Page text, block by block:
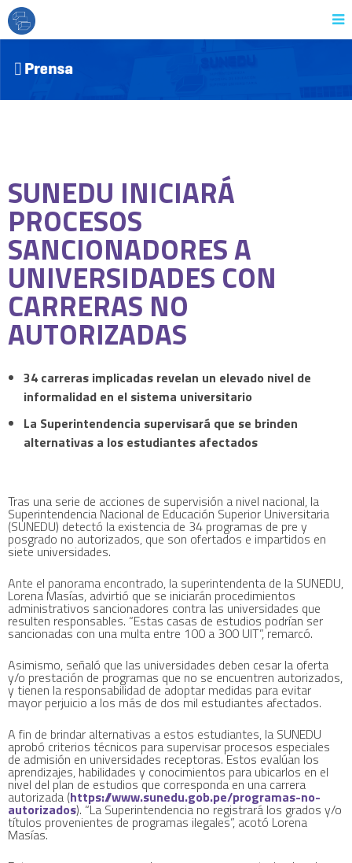
SUNEDU INICIARÁ
PROCESOS
SANCIONADORES A
UNIVERSIDADES CON
CARRERAS NO
AUTORIZADAS
34 carreras implicadas revelan un elevado nivel de
informalidad en el sistema universitario
La Superintendencia supervisará que se brinden
alternativas a los estudiantes afectados
Tras una serie de acciones de supervisión a nivel nacional, la
Superintendencia Nacional de Educación Superior Universitaria
(SUNEDU) detectó la existencia de 34 programas de pre y
posgrado no autorizados, que son ofertados e impartidos en
siete universidades.
Ante el panorama encontrado, la superintendenta de la SUNEDU,
Lorena Masías, advirtió que se iniciarán procedimientos
administrativos sancionadores contra las universidades que
resulten responsables. “Estas casas de estudios podrían ser
sancionadas con una multa entre 100 a 300 UIT”, remarcó.
Asimismo, señaló que las universidades deben cesar la oferta
y/o prestación de programas que no se encuentren autorizados,
y tienen la responsabilidad de adoptar medidas para evitar
mayor perjuicio a los más de dos mil estudiantes afectados.
A fin de brindar alternativas a estos estudiantes, la SUNEDU
aprobó criterios técnicos para supervisar procesos especiales
de admisión en universidades receptoras. Estos evalúan los
aprendizajes, habilidades y conocimientos para ubicarlos en el
nivel del plan de estudios que corresponda en una carrera
autorizada (https://www.sunedu.gob.pe/programas-no-
autorizados). “La Superintendencia no registrará los grados y/o
títulos provenientes de programas ilegales”, acotó Lorena
Masías.